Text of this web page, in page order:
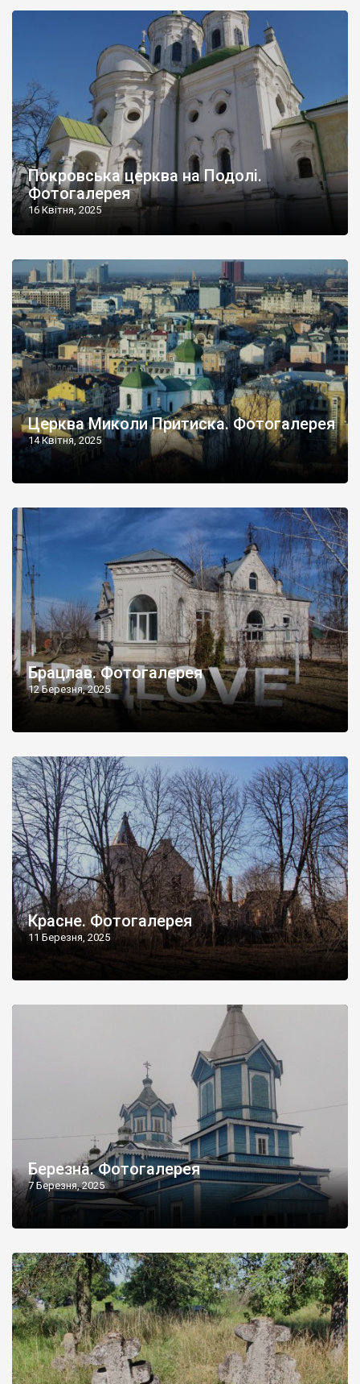
Покровська церква на Подолі.
Фотогалерея
16 Квітня, 2025
Церква Миколи Притиска. Фотогалерея
14 Квітня, 2025
Брацлав. Фотогалерея
12 Березня, 2025
Красне. Фотогалерея
11 Березня, 2025
Березна. Фотогалерея
7 Березня, 2025